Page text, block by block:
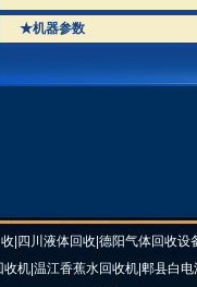
★机器参数
|四川液体回收|德阳气体回收
机|温江香蕉水回收机|郫县白